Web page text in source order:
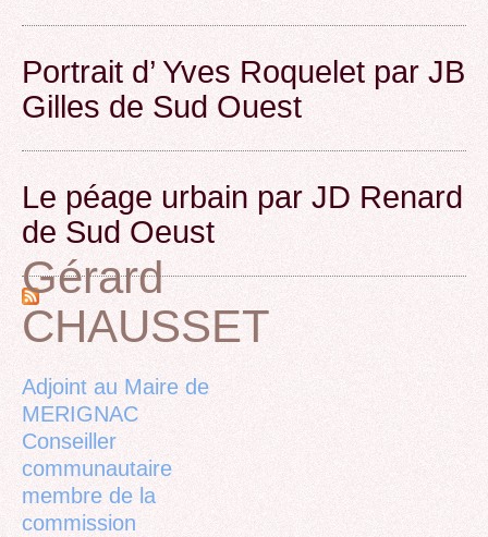
Portrait d’ Yves Roquelet par JB
Gilles de Sud Ouest
Le péage urbain par JD Renard
de Sud Oeust
Back
to
Gérard
CHAUSSET
Adjoint au Maire de
MERIGNAC
Conseiller
communautaire
membre de la
commission